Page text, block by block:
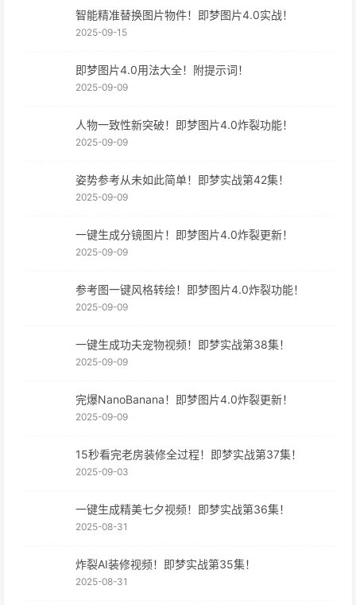
智能精准替换图片物件！即梦图片4.0实战！
2025-09-15
即梦图片4.0用法大全！附提示词！
2025-09-09
人物一致性新突破！即梦图片4.0炸裂功能！
2025-09-09
姿势参考从未如此简单！即梦实战第42集！
2025-09-09
一键生成分镜图片！即梦图片4.0炸裂更新！
2025-09-09
参考图一键风格转绘！即梦图片4.0炸裂功能！
2025-09-09
一键生成功夫宠物视频！即梦实战第38集！
2025-09-09
完爆NanoBanana！即梦图片4.0炸裂更新！
2025-09-09
15秒看完老房装修全过程！即梦实战第37集！
2025-09-03
一键生成精美七夕视频！即梦实战第36集！
2025-08-31
炸裂AI装修视频！即梦实战第35集！
2025-08-31